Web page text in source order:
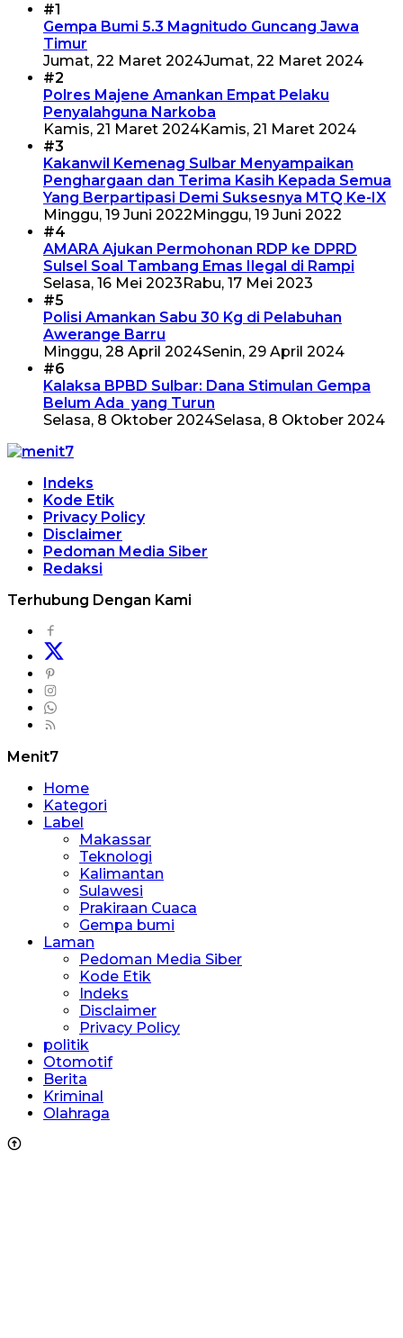
#1
Gempa Bumi 5.3 Magnitudo Guncang Jawa
Timur
Jumat, 22 Maret 2024Jumat, 22 Maret 2024
#2
Polres Majene Amankan Empat Pelaku
Penyalahguna Narkoba
Kamis, 21 Maret 2024Kamis, 21 Maret 2024
#3
Kakanwil Kemenag Sulbar Menyampaikan
Penghargaan dan Terima Kasih Kepada Semua
Yang Berpartipasi Demi Suksesnya MTQ Ke-IX
Minggu, 19 Juni 2022 Minggu, 19 Juni 2022
#4
AMARA Ajukan Permohonan RDP ke DPRD
Sulsel Soal Tambang Emas Ilegal di Rampi
Selasa, 16 Mei 2023 Rabu, 17 Mei 2023
#5
Polisi Amankan Sabu 30 Kg di Pelabuhan
Awerange Barru
Minggu, 28 April 2024Senin, 29 April 2024
#6
Kalaksa BPBD Sulbar: Dana Stimulan Gempa
Belum Ada yang Turun
Selasa, 8 Oktober 2024Selasa, 8 Oktober 2024
Indeks
Kode Etik
Privacy Policy
Disclaimer
Pedoman Media Siber
Redaksi
Terhubung Dengan Kami
Menit7
Home
Kategori
Label
Makassar
Teknologi
Kalimantan
Sulawesi
Prakiraan Cuaca
Gempa bumi
Laman
Pedoman Media Siber
Kode Etik
Indeks
Disclaimer
Privacy Policy
politik
Otomotif
Berita
Kriminal
Olahraga